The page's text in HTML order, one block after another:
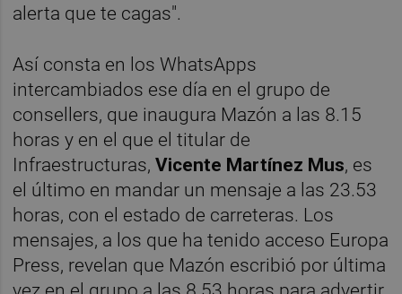
alerta que te cagas".
Así consta en los WhatsApps
intercambiados ese día en el grupo de
consellers, que inaugura Mazón a las 8.15
horas y en el que el titular de
Infraestructuras,Vicente Martínez Mus, es
el último en mandar un mensaje a las 23.53
horas, con el estado de carreteras. Los
mensajes, a los que ha tenido acceso Europa
Press, revelan que Mazón escribió por última